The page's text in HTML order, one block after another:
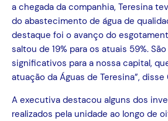
a chegada da companhia, Teresina
do abastecimento de água de
destaque foi o avanço do
saltou de 19% para os atuais 59%.
significativos para a nossa capital,
atuação da Águas de Teresina”, disse
A executiva destacou alguns dos
realizados pela unidade ao longo de